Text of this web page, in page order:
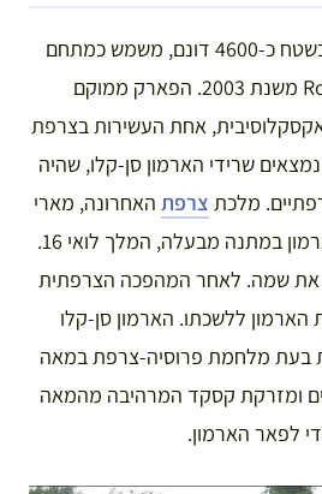
העצום, בשטח כ-4600 דונם, משמש כמתחם
הפסטיבל Rock En Seine משנת 2003. הפארק ממוקם
אחת העשירות בצרפת
שרידי הארמון סן-קלו, שהיה
מלכת צרפת האחרונה, מארי
אנטואנט, קיבלה את הארמון במתנה מבעלה, המלך לואי 16.
את שמה. לאחר המהפכה הצרפתית
הארמון ללשכתו. הארמון סן-קלו
בעת מלחמת פרוסיה-צרפת במאה
ומזרקת קסקד המרהיבה מהמאה